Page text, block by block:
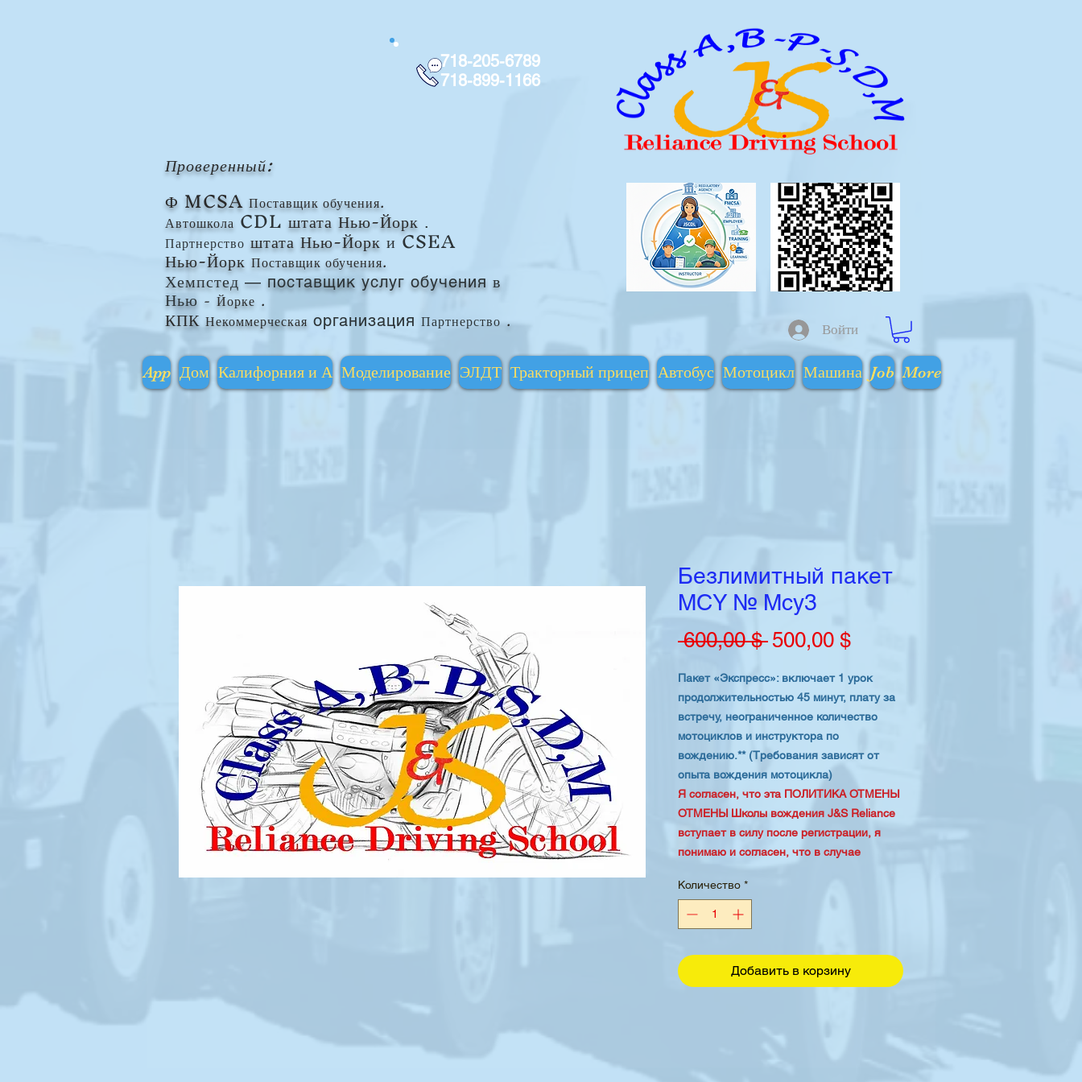
718-205-6789
718-899-1166
Проверенный:
ФMCSAПоставщик обучения.
АвтошколаCDLштата Нью-Йорк .
Партнерствоштата Нью-Йорки CSEA
Нью-ЙоркПоставщик обучения.
Хемпстед — поставщик услуг обучения в
Нью- Йорке .
КПКНекоммерческая организация Партнерство. Войти
App Дом Калифорния и А Моделирование ЭЛДТ Тракторный прицеп Автобус Мотоцикл Машина Job More
Безлимитный пакет
MCY № Mcy3
600,00 $ Обычная
500,00 $Спеццена
Пакет «Экспресс»: включает 1 урок
продолжительностью 45 минут, плату за
встречу, неограниченное количество
мотоциклов и инструктора по
вождению.** (Требования зависят от
опыта вождения мотоцикла)
Я согласен, что эта ПОЛИТИКА ОТМЕНЫ
ОТМЕНЫ Школы вождения J&S Reliance
вступает в силу после регистрации, я
понимаю и согласен, что в случае
умолчанию эта политика, а также
изменение графика или отмены,
потребует повторной оплаты стоимости
Количество *
Добавить в корзину